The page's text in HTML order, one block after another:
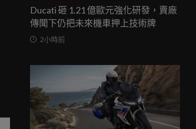
Ducati 砸 1.21 億歐元強化研發，賣廠
傳聞下仍把未來機車押上技術牌
2小時前